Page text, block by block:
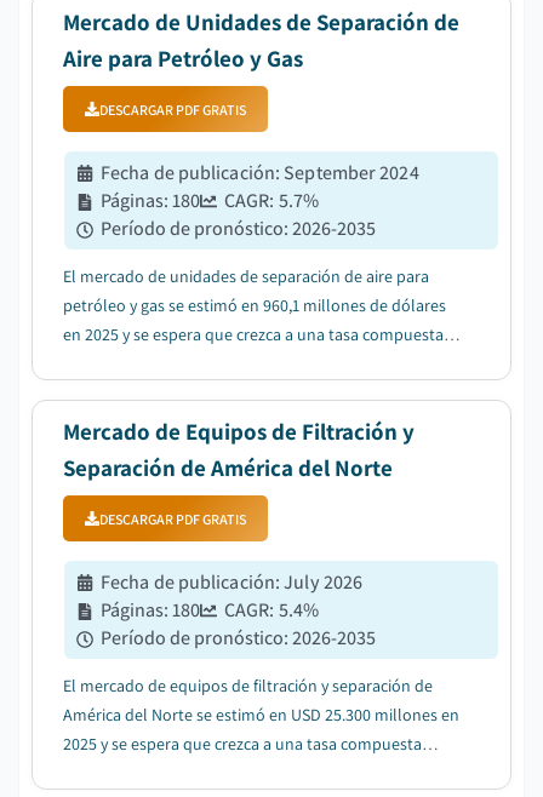
avanzadas de filtración....
Mercado de Unidades de Separación de
Aire para Petróleo y Gas
DESCARGAR PDF GRATIS
Fecha de publicación: September 2024
Páginas:180 CAGR: 5.7%
Período de pronóstico:2026-2035
El mercado de unidades de separación de aire para
petróleo y gas se estimó en 960,1 millones de dólares
en 2025 y se espera que crezca a una tasa compuesta
Mercado de Equipos de Filtración y
Separación de América del Norte
DESCARGAR PDF GRATIS
Fecha de publicación:July 2026
Páginas:180 CAGR: 5.4%
Período de pronóstico:2026-2035
El mercado de equipos de filtración y separación de
América del Norte se estimó en USD 25.300 millones en
2025 y se espera que crezca a una tasa compuesta